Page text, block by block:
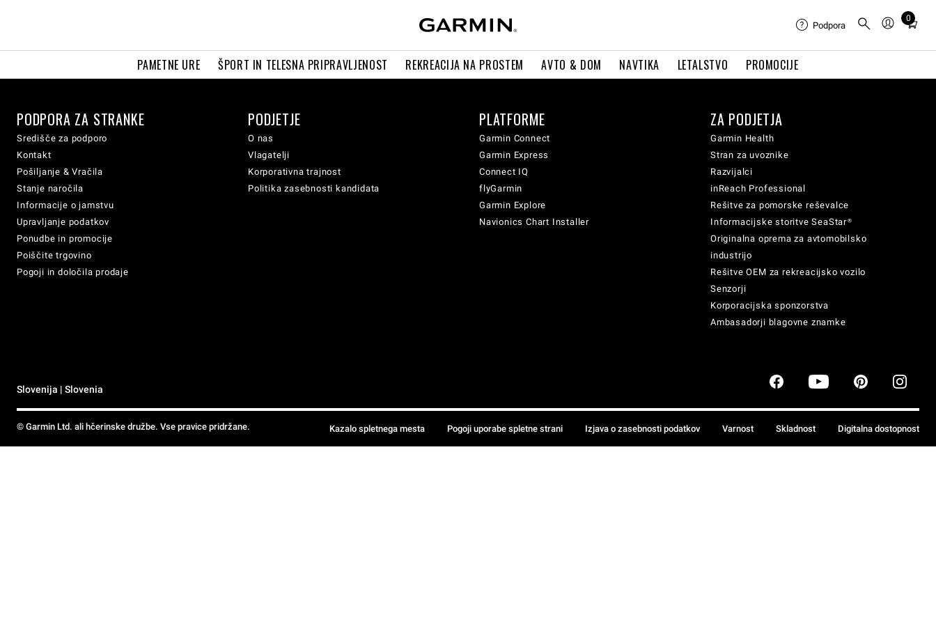
PAMETNE URE ŠPORT IN TELESNA PRIPRAVLJENOST REKREACIJA NA PROSTEM AVTO & DOM NAVTIKA LETALSTVO PROMOCIJE
Podpora
0
Total
cart:
PODPORA ZA STRANKE
Središče za podporo
Kontakt
Pošiljanje & Vračila
Stanje naročila
Informacije o jamstvu
Upravljanje podatkov
Ponudbe in promocije
Poiščite trgovino
Pogoji in določila prodaje
PODJETJE
O nas
Vlagatelji
Korporativna trajnost
Politika zasebnosti kandidata
PLATFORME
Garmin Connect
Garmin Express
Connect IQ
flyGarmin
Garmin Explore
Navionics Chart Installer
ZA PODJETJA
Garmin Health
Stran za uvoznike
Razvijalci
inReach Professional
Rešitve za pomorske reševalce
Informacijske storitve SeaStar®
Originalna oprema za avtomobilsko
industrijo
Rešitve OEM za rekreacijsko vozilo
Senzorji
Korporacijska sponzorstva
Ambasadorji blagovne znamke
Slovenija | Slovenia
© Garmin Ltd. ali hčerinske družbe. Vse pravice pridržane. Kazalo spletnega mesta Pogoji uporabe spletne strani Izjava o zasebnosti podatkov Varnost Skladnost Digitalna dostopnost